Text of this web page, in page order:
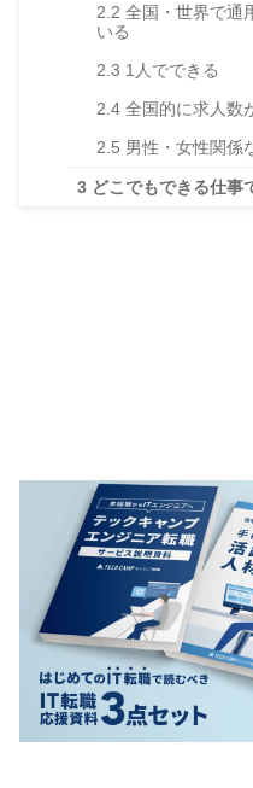
2.2 全国・世界で通
いる
2.3 1人でできる
2.4 全国的に求人数
2.5 男性・女性関係
3 どこでもできる仕事